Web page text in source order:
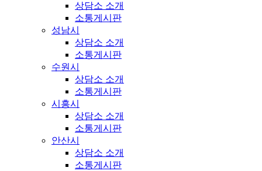
상담소 소개
소통게시판
성남시
상담소 소개
소통게시판
수원시
상담소 소개
소통게시판
시흥시
상담소 소개
소통게시판
안산시
상담소 소개
소통게시판